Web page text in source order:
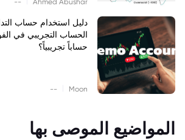
دليل استخدام حساب
الحساب التجريبي في
حساباً تجريبياً؟
Moon
--
المواضيع الموصى بها